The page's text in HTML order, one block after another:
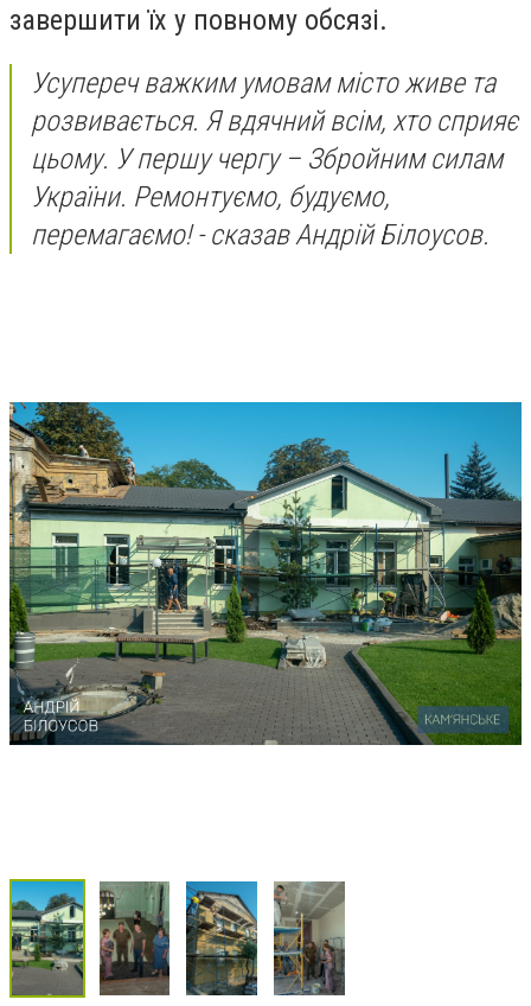
завершити їх у повному обсязі.
Усупереч важким умовам місто живе та
розвивається. Я вдячний всім, хто сприяє
цьому. У першу чергу – Збройним силам
України. Ремонтуємо, будуємо,
перемагаємо! - сказав Андрій Білоусов.